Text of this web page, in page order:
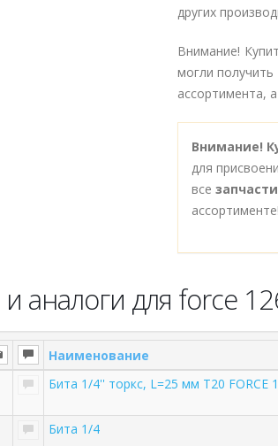
других
Внимание!
могли
ассортимента,
Внимание!
для
все запчасти
ассортименте!
аналоги для force
Наименование
Бита 1/4'' торкс, L=25 мм Т20 FORCE
Бита 1/4